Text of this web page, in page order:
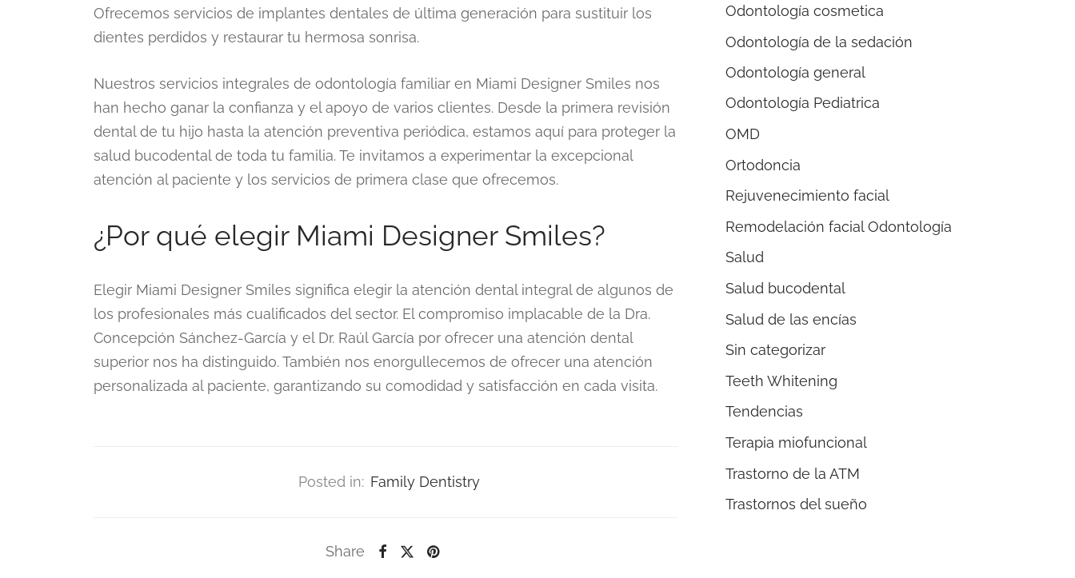
Ofrecemos servicios de implantes dentales de última generación para sustituir los
dientes perdidos y restaurar tu hermosa sonrisa.
Nuestros servicios integrales de odontología familiar en Miami Designer Smiles nos
han hecho ganar la confianza y el apoyo de varios clientes. Desde la primera revisión
dental de tu hijo hasta la atención preventiva periódica, estamos aquí para proteger la
salud bucodental de toda tu familia. Te invitamos a experimentar la excepcional
atención al paciente y los servicios de primera clase que ofrecemos.
¿Por qué elegir Miami Designer Smiles?
Elegir Miami Designer Smiles significa elegir la atención dental integral de algunos de
los profesionales más cualificados del sector. El compromiso implacable de la Dra.
Concepción Sánchez-García y el Dr. Raúl García por ofrecer una atención dental
superior nos ha distinguido. También nos enorgullecemos de ofrecer una atención
personalizada al paciente, garantizando su comodidad y satisfacción en cada visita.
Posted in: Family Dentistry
Share
Odontología cosmetica
Odontología de la sedación
Odontología general
Odontología Pediatrica
OMD
Ortodoncia
Rejuvenecimiento facial
Remodelación facial Odontología
Salud
Salud bucodental
Salud de las encías
Sin categorizar
Teeth Whitening
Tendencias
Terapia miofuncional
Trastorno de la ATM
Trastornos del sueño